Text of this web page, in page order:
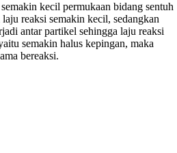
kecil permukaan bidang sentuh
reaksi semakin kecil, sedangkan
antar partikel sehingga laju reaksi
semakin halus kepingan, maka
bereaksi.